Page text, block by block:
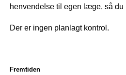
henvendelse til egen læge, så du
Der er ingen planlagt kontrol.
Fremtiden